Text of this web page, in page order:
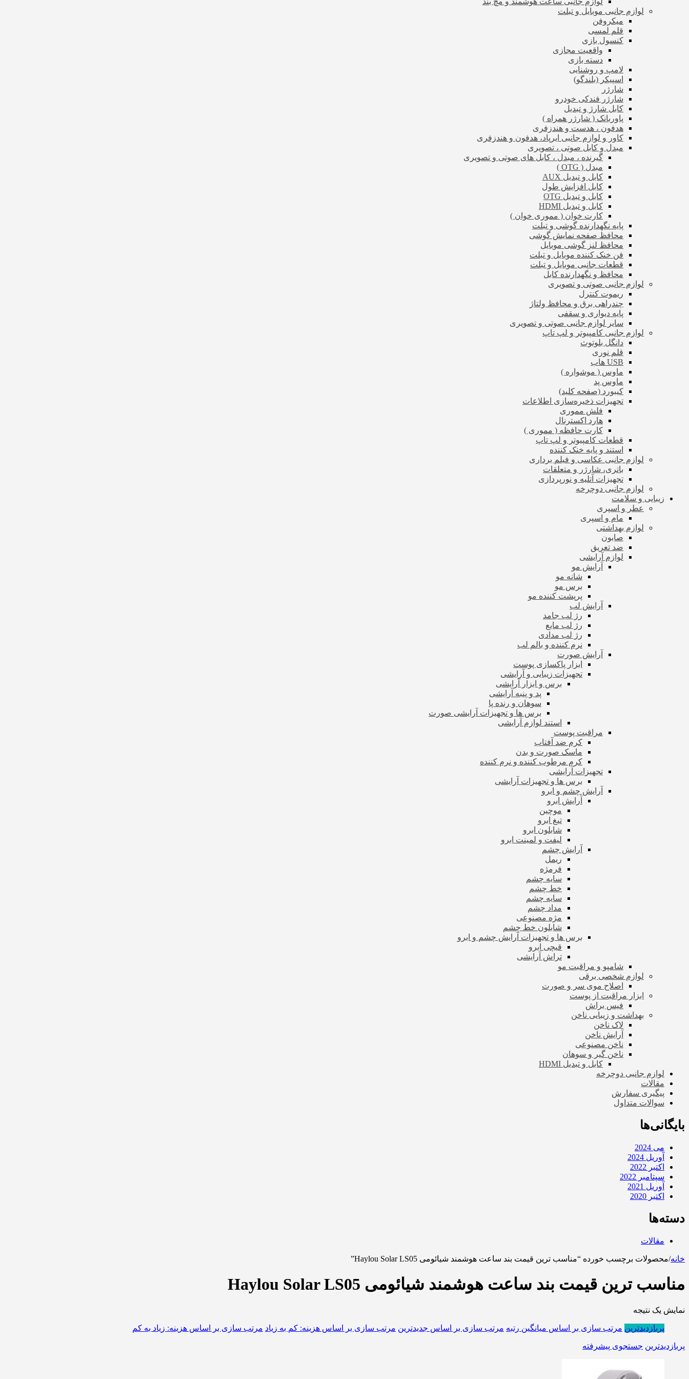
لوازم جانبی موبایل و تبلت
میکروفن
قلم لمسی
کنسول بازی
واقعیت مجازی
دسته بازی
لامپ و روشنایی
اسپیکر (بلندگو)
شارژر
شارژر فندکی خودرو
کابل شارژ و تبدیل
پاوربانک ( شارژر همراه )
هدفون ، هدست و هندزفری
کاور و لوازم جانبی ایرپاد، هدفون و هندزفری
مبدل و کابل صوتی ، تصویری
گیرنده ، مبدل ، کابل های صوتی و تصویری
مبدل ( OTG )
کابل و تبدیل AUX
کابل افزایش طول
کابل و تبدیل OTG
کابل و تبدیل HDMI
کارت خوان ( مموری خوان )
پایه نگهدارنده گوشی و تبلت
محافظ صفحه نمایش گوشی
محافظ لنز گوشی موبایل
فن خنک کننده موبایل و تبلت
قطعات جانبی موبایل و تبلت
محافظ و نگهدارنده کابل
لوازم جانبی صوتی و تصویری
ریموت کنترل
چندراهی برق و محافظ ولتاژ
پایه دیواری و سقفی
سایر لوازم جانبی صوتی و تصویری
لوازم جانبی کامپیوتر و لپ تاپ
دانگل بلوتوث
قلم نوری
USB هاب
ماوس ( موشواره )
ماوس پد
کیبورد (صفحه کلید)
تجهیزات ذخیره‌سازی اطلاعات
فلش مموری
هارد اکسترنال
کارت حافظه ( مموری )
قطعات کامپیوتر و لپ تاپ
استند و پایه خنک کننده
لوازم جانبی عکاسی و فیلم برداری
باتری، شارژر و متعلقات
تجهیزات آتلیه و نورپردازی
لوازم جانبی دوچرخه
زیبایی و سلامت
عطر و اسپری
مام و اسپری
لوازم بهداشتی
صابون
ضد تعریق
لوازم آرایشی
آرایش مو
شانه مو
برس مو
پرپشت کننده مو
آرایش لب
رژ لب جامد
رژ لب مایع
رژ لب مدادی
نرم کننده و بالم لب
آرایش صورت
ابزار پاکسازی پوست
تجهیزات زیبایی و آرایشی
برس و ابزار آرایشی
پد و پنبه آرایشی
سوهان و رنده پا
برس ها و تجهیزات آرایشی صورت
استند لوازم آرایشی
مراقبت پوست
کرم ضد آفتاب
ماسک صورت و بدن
کرم مرطوب کننده و نرم کننده
تجهیزات آرایشی
برس ها و تجهیزات آرایشی
آرایش چشم و ابرو
آرایش ابرو
موچین
تیغ ابرو
شابلون ابرو
لیفت و لمینت ابرو
آرایش چشم
ریمل
فرمژه
سایه چشم
خط چشم
سایه چشم
مداد چشم
مژه مصنوعی
شابلون خط چشم
برس ها و تجهیزات آرایش چشم و ابرو
قیچی ابرو
تراش آرایشی
شامپو و مراقبت مو
لوازم شخصی برقی
اصلاح موی سر و صورت
ابزار مراقبت از پوست
فیس براش
بهداشت و زیبایی ناخن
لاک ناخن
آرایش ناخن
ناخن مصنوعی
ناخن گیر و سوهان
کابل و تبدیل HDMI
لوازم جانبی دوچرخه
مقالات
پیگیری سفارش
سوالات متداول
بایگانی‌ها
می 2024
آوریل 2024
اکتبر 2022
سپتامبر 2022
آوریل 2021
اکتبر 2020
دسته‌ها
مقالات
خانه/محصولات برچسب خورده “مناسب ترین قیمت بند ساعت هوشمند شیائومی Haylou Solar LS05”
مناسب ترین قیمت بند ساعت هوشمند شیائومی Haylou Solar LS05
نمایش یک نتیجه
پربازدیدترین مرتب سازی بر اساس میانگین رتبه مرتب سازی بر اساس جدیدترین مرتب سازی بر اساس هزینه: کم به زیاد مرتب سازی بر اساس هزینه: زیاد به کم
پربازدیدترین جستجوی پیشرفته